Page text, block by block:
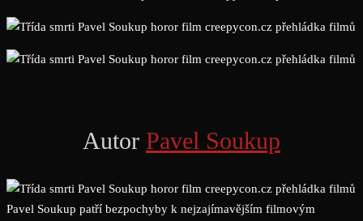
Autor Pavel Soukup
Pavel Soukup patří bezpochyby k nejzajímavějším filmovým